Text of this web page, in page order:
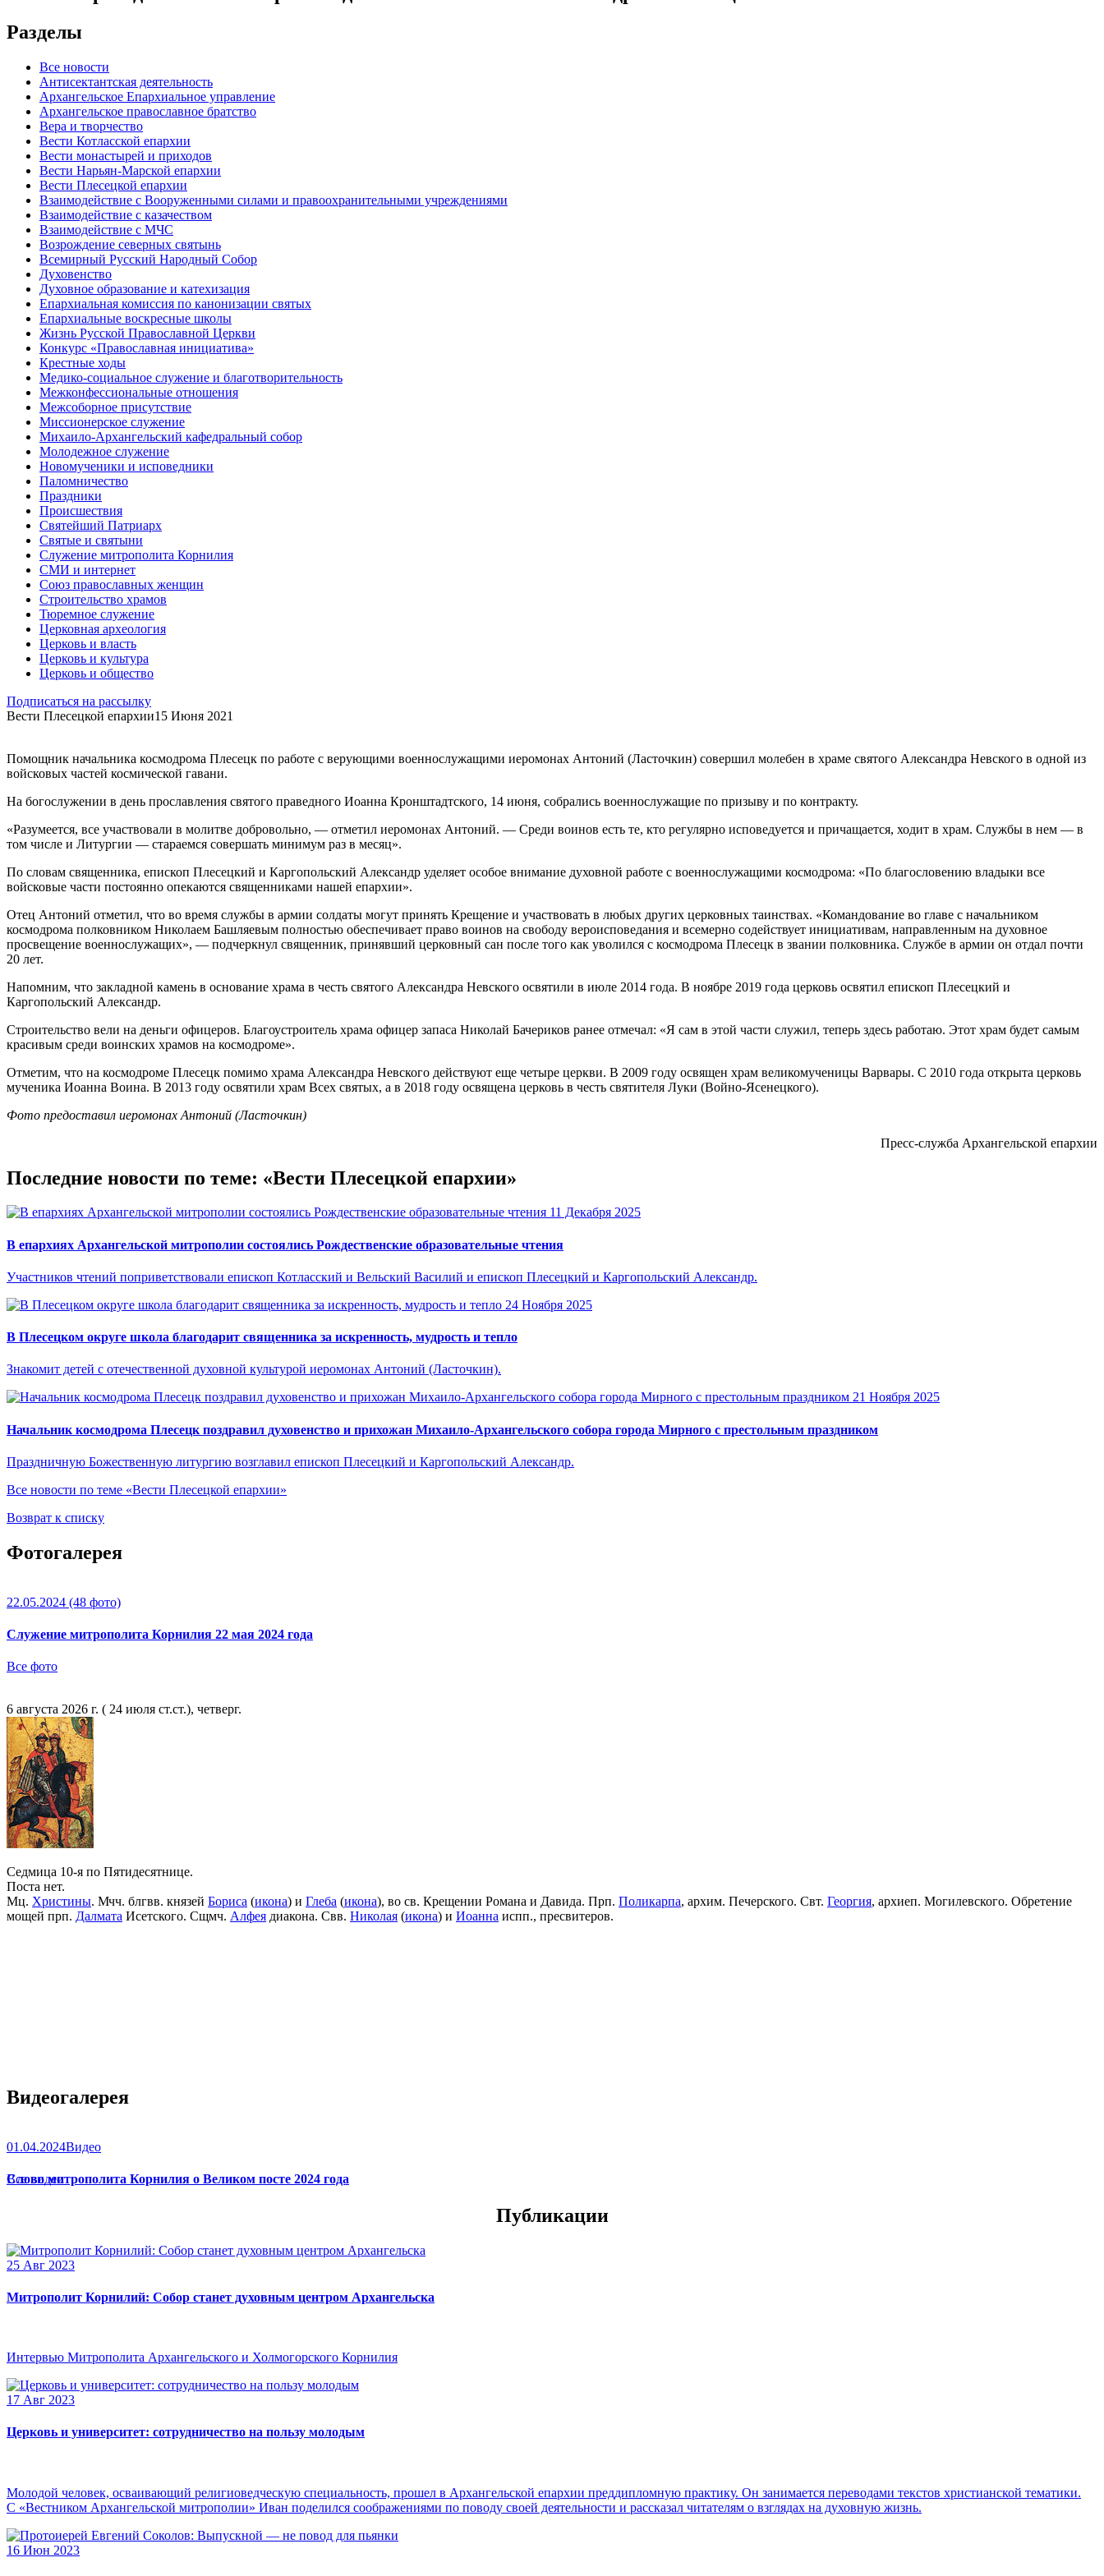
Разделы
Все новости
Антисектантская деятельность
Архангельское Епархиальное управление
Архангельское православное братство
Вера и творчество
Вести Котласской епархии
Вести монастырей и приходов
Вести Нарьян-Марской епархии
Вести Плесецкой епархии
Взаимодействие с Вооруженными силами и правоохранительными учреждениями
Взаимодействие с казачеством
Взаимодействие с МЧС
Возрождение северных святынь
Всемирный Русский Народный Собор
Духовенство
Духовное образование и катехизация
Епархиальная комиссия по канонизации святых
Епархиальные воскресные школы
Жизнь Русской Православной Церкви
Конкурс «Православная инициатива»
Крестные ходы
Медико-социальное служение и благотворительность
Межконфессиональные отношения
Межсоборное присутствие
Миссионерское служение
Михаило-Архангельский кафедральный собор
Молодежное служение
Новомученики и исповедники
Паломничество
Праздники
Происшествия
Святейший Патриарх
Святые и святыни
Служение митрополита Корнилия
СМИ и интернет
Союз православных женщин
Строительство храмов
Тюремное служение
Церковная археология
Церковь и власть
Церковь и культура
Церковь и общество
Подписаться на рассылку
Вести Плесецкой епархии15 Июня 2021
Помощник начальника космодрома Плесецк по работе с верующими военнослужащими иеромонах Антоний (Ласточкин) совершил молебен в храме святого Александра Невского в одной из
войсковых частей космической гавани.
На богослужении в день прославления святого праведного Иоанна Кронштадтского, 14 июня, собрались военнослужащие по призыву и по контракту.
«Разумеется, все участвовали в молитве добровольно, — отметил иеромонах Антоний. — Среди воинов есть те, кто регулярно исповедуется и причащается, ходит в храм. Службы в нем — в
том числе и Литургии — стараемся совершать минимум раз в месяц».
По словам священника, епископ Плесецкий и Каргопольский Александр уделяет особое внимание духовной работе с военнослужащими космодрома: «По благословению владыки все
войсковые части постоянно опекаются священниками нашей епархии».
Отец Антоний отметил, что во время службы в армии солдаты могут принять Крещение и участвовать в любых других церковных таинствах. «Командование во главе с начальником
космодрома полковником Николаем Башляевым полностью обеспечивает право воинов на свободу вероисповедания и всемерно содействует инициативам, направленным на духовное
просвещение военнослужащих», — подчеркнул священник, принявший церковный сан после того как уволился с космодрома Плесецк в звании полковника. Службе в армии он отдал почти
20 лет.
Напомним, что закладной камень в основание храма в честь святого Александра Невского освятили в июле 2014 года. В ноябре 2019 года церковь освятил епископ Плесецкий и
Каргопольский Александр.
Строительство вели на деньги офицеров. Благоустроитель храма офицер запаса Николай Бачериков ранее отмечал: «Я сам в этой части служил, теперь здесь работаю. Этот храм будет самым
красивым среди воинских храмов на космодроме».
Отметим, что на космодроме Плесецк помимо храма Александра Невского действуют еще четыре церкви. В 2009 году освящен храм великомученицы Варвары. С 2010 года открыта церковь
мученика Иоанна Воина. В 2013 году освятили храм Всех святых, а в 2018 году освящена церковь в честь святителя Луки (Войно-Ясенецкого).
Фото предоставил иеромонах Антоний (Ласточкин)
Пресс-служба Архангельской епархии
Последние новости по теме: «Вести Плесецкой епархии»
11 Декабря 2025
В епархиях Архангельской митрополии состоялись Рождественские образовательные чтения
Участников чтений поприветствовали епископ Котласский и Вельский Василий и епископ Плесецкий и Каргопольский Александр.
24 Ноября 2025
В Плесецком округе школа благодарит священника за искренность, мудрость и тепло
Знакомит детей с отечественной духовной культурой иеромонах Антоний (Ласточкин).
21 Ноября 2025
Начальник космодрома Плесецк поздравил духовенство и прихожан Михаило-Архангельского собора города Мирного с престольным праздником
Праздничную Божественную литургию возглавил епископ Плесецкий и Каргопольский Александр.
Все новости по теме «Вести Плесецкой епархии»
Возврат к списку
Фотогалерея
22.05.2024 (48 фото)
Служение митрополита Корнилия 22 мая 2024 года
Все фото
6 августа 2026 г. ( 24 июля ст.ст.), четверг.
Седмица 10-я по Пятидесятнице.
Поста нет.
Мц. Христины. Мчч. блгвв. князей Бориса (икона) и Глеба (икона), во св. Крещении Романа и Давида. Прп. Поликарпа, архим. Печерского. Свт. Георгия, архиеп. Могилевского. Обретение
мощей прп. Далмата Исетского. Сщмч. Алфея диакона. Свв. Николая (икона) и Иоанна испп., пресвитеров.
Видеогалерея
01.04.2024Видео
Слово митрополита Корнилия о Великом посте 2024 года
Все видео
Публикации
25 Авг 2023
Митрополит Корнилий: Собор станет духовным центром Архангельска
Интервью Митрополита Архангельского и Холмогорского Корнилия
17 Авг 2023
Церковь и университет: сотрудничество на пользу молодым
Молодой человек, осваивающий религиоведческую специальность, прошел в Архангельской епархии преддипломную практику. Он занимается переводами текстов христианской тематики.
С «Вестником Архангельской митрополии» Иван поделился соображениями по поводу своей деятельности и рассказал читателям о взглядах на духовную жизнь.
16 Июн 2023